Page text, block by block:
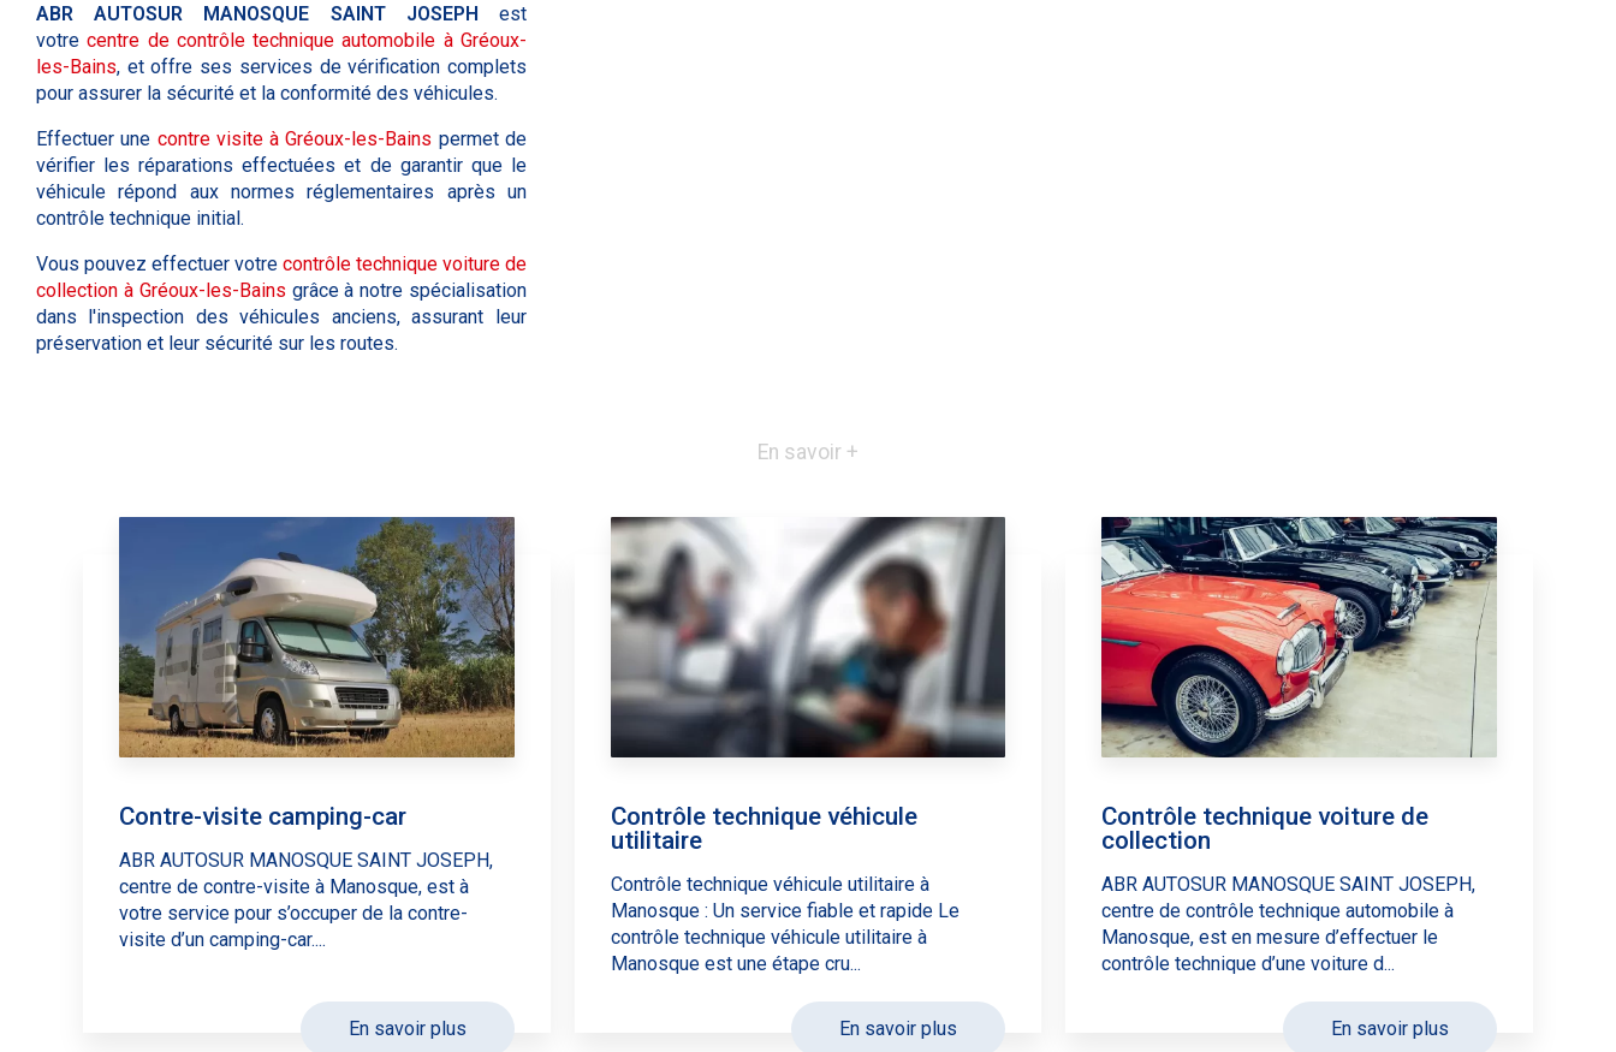
ABR AUTOSUR MANOSQUE SAINT JOSEPH est
votrecentre de contrôle technique automobile à Gréoux-
les-Bains, et offre ses services de vérification complets
pour assurer la sécurité et la conformité des véhicules.
Effectuer une contre visite àGréoux-les-Bains permet de
vérifier les réparations effectuées et de garantir que le
véhicule répond aux normes réglementaires après un
contrôle technique initial.
Vous pouvez effectuer votre contrôle technique voiture de
collection à Gréoux-les-Bains grâce à notre spécialisation
dans l'inspection des véhicules anciens, assurant leur
préservation et leur sécurité sur les routes.
En savoir +
Contre-visite camping-car
ABR AUTOSUR MANOSQUE SAINT JOSEPH,
centre de contre-visite à Manosque, est à
votre service pour s’occuper de la contre-
visite d’un camping-car....
En savoir plus
Contrôle technique véhicule
utilitaire
Contrôle technique véhicule utilitaire à
Manosque : Un service fiable et rapide Le
contrôle technique véhicule utilitaire à
Manosque est une étape cru...
En savoir plus
Contrôle technique voiture de
collection
ABR AUTOSUR MANOSQUE SAINT JOSEPH,
centre de contrôle technique automobile à
Manosque, est en mesure d’effectuer le
contrôle technique d’une voiture d...
En savoir plus